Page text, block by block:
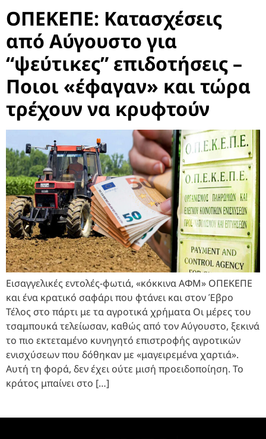
ΟΠΕΚΕΠΕ: Κατασχέσεις
από Αύγουστο για
“ψεύτικες” επιδοτήσεις –
Ποιοι «έφαγαν» και τώρα
τρέχουν να κρυφτούν
Εισαγγελικές εντολές-φωτιά, «κόκκινα ΑΦΜ» ΟΠΕΚΕΠΕ
και ένα κρατικό σαφάρι που φτάνει και στον Έβρο
Τέλος στο πάρτι με τα αγροτικά χρήματα Οι μέρες του
τσαμπουκά τελείωσαν, καθώς από τον Αύγουστο, ξεκινά
το πιο εκτεταμένο κυνηγητό επιστροφής αγροτικών
ενισχύσεων που δόθηκαν με «μαγειρεμένα χαρτιά».
Αυτή τη φορά, δεν έχει ούτε μισή προειδοποίηση. Το
κράτος μπαίνει στο […]